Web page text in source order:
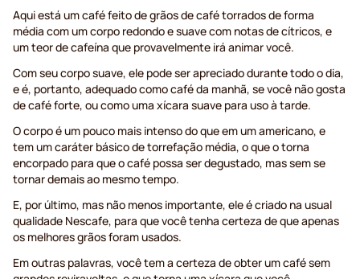
Aqui está um café feito de grãos de café torrados de forma
média com um corpo redondo e suave com notas de cítricos, e
um teor de cafeína que provavelmente irá animar você.
Com seu corpo suave, ele pode ser apreciado durante todo o dia,
e é, portanto, adequado como café da manhã, se você não gosta
de café forte, ou como uma xícara suave para uso à tarde.
O corpo é um pouco mais intenso do que em um americano, e
tem um caráter básico de torrefação média, o que o torna
encorpado para que o café possa ser degustado, mas sem se
tornar demais ao mesmo tempo.
E, por último, mas não menos importante, ele é criado na usual
qualidade Nescafe, para que você tenha certeza de que apenas
os melhores grãos foram usados.
Em outras palavras, você tem a certeza de obter um café sem